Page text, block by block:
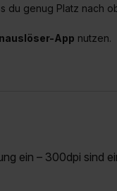
du genug Platz nach
App nutzen.
ein – 300dpi sind